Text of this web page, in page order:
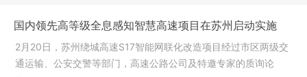
呢，要是实现了全息投
国内领先高等级全息感知智慧高速项目在苏州启动实施
2月20日，苏州绕城高速S17智能网联化改造项目经过市区两级交
通运输、公安交警等部门，高速公路公司及特邀专家的质询论